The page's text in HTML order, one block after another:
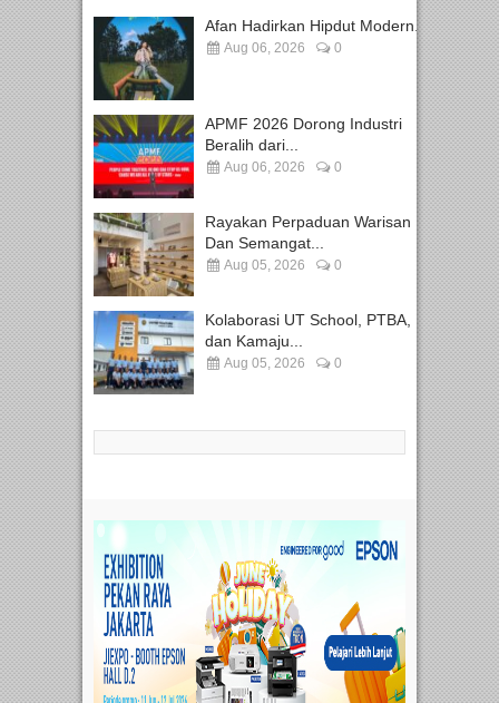
Afan Hadirkan Hipdut Modern...
Aug 06, 2026 0
APMF 2026 Dorong Industri
Beralih dari...
Aug 06, 2026 0
Rayakan Perpaduan Warisan
Dan Semangat...
Aug 05, 2026 0
Kolaborasi UT School, PTBA,
dan Kamaju...
Aug 05, 2026 0